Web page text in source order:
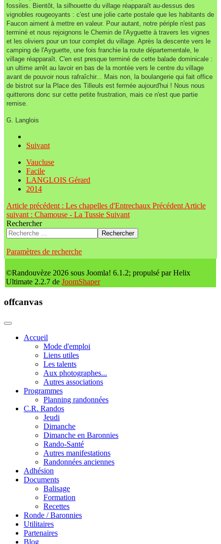
fossiles. Bientôt, la silhouette du village réapparaît au-dessus des
vignobles rougeoyants : c'est une jolie carte postale que les habitants de
Faucon aiment à mettre en valeur. Pour autant, notre périple n'est pas
terminé et nous rejoignons le Chemin de l'Ayguette à travers les vignes
et les oliviers pour un tour complet du village. Après la descente vers le
camping de l'Ayguette, une fois franchie la route départementale, le
village réapparaît. C'en est presque terminé de cette balade dominicale :
un ultime arrêt au lavoir en bas de la montée vers le centre du village
avant de pouvoir nous rafraîchir... Mais non, la boulangerie qui fait office
de bistrot sur la Place des Tilleuls est fermée aujourd'hui ! Nous nous
quitterons donc sur cette petite frustration, mais ce n'est que partie
remise.
G. Langlois
Suivant
Vaucluse
Facile
LANGLOIS Gérard
2014
Article précédent : Les chapelles d'Entrechaux Précédent Article
suivant : Chamouse - La Tussie Suivant
Rechercher
Rechercher
Paramètres de recherche
©Randouvèze 2026 sous Joomla! 6.1.2; propulsé par Helix
Ultimate 2.2.7 de JoomShaper
offcanvas
Accueil
Mode d'emploi
Liens utiles
Les talents
Aux photographes...
Autres associations
Programmes
Planning randonnées
C.R. Randos
Jeudi
Dimanche
Dimanche en Baronnies
Rando-Santé
Autres manifestations
Randonnées anciennes
Adhésion
Documents
Balisage
Formation
Recettes
Ronde / Baronnies
Utilitaires
Partenaires
Blog